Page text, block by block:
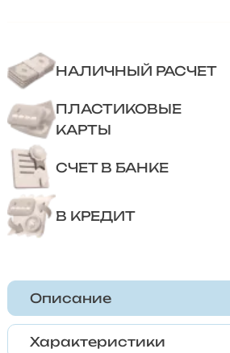
НАЛИЧНЫЙ РАСЧЕТ
ПЛАСТИКОВЫЕ
КАРТЫ
СЧЕТ В БАНКЕ
В КРЕДИТ
Описание
Характеристики